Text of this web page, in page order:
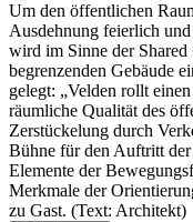
Um den öffentlichen
Ausdehnung feierlich
wird im Sinne der
begrenzenden Gebäude
gelegt: „Velden rollt
räumliche Qualität des
Zerstückelung durch
Bühne für den Auftritt der
Elemente der
Merkmale der
zu Gast. (Text: Architekt)